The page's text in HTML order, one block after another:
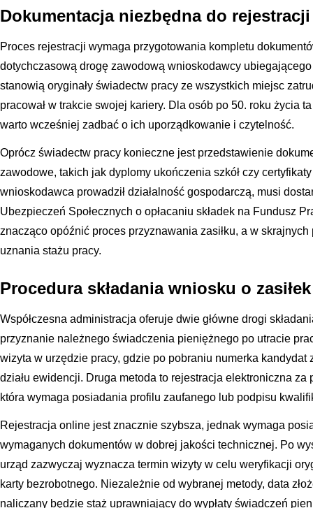
Dokumentacja niezbędna do
Proces rejestracji wymaga przygotowania kompletu
dotychczasową drogę zawodową wnioskodawcy
stanowią oryginały świadectw pracy ze wszystkich miejsc
pracował w trakcie swojej kariery. Dla osób po 50. roku życia
warto wcześniej zadbać o ich uporządkowanie i czytelność.
Oprócz świadectw pracy konieczne jest przedstawienie
zawodowe, takich jak dyplomy ukończenia szkół czy
wnioskodawca prowadził działalność gospodarczą, musi
Ubezpieczeń Społecznych o opłacaniu składek na Fundusz
znacząco opóźnić proces przyznawania zasiłku, a w
uznania stażu pracy.
Procedura składania wniosku o
Współczesna administracja oferuje dwie główne drogi
przyznanie należnego świadczenia pieniężnego po utracie
wizyta w urzędzie pracy, gdzie po pobraniu numerka kandydat
działu ewidencji. Druga metoda to rejestracja elektroniczna
która wymaga posiadania profilu zaufanego lub podpisu
Rejestracja online jest znacznie szybsza, jednak wymaga
wymaganych dokumentów w dobrej jakości technicznej. Po
urząd zazwyczaj wyznacza termin wizyty w celu weryfikacji
karty bezrobotnego. Niezależnie od wybranej metody, data
naliczany będzie staż uprawniający do wypłaty świadczeń